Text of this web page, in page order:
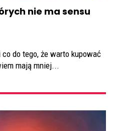
nie ma sensu
do tego, że warto kupować
mają mniej...